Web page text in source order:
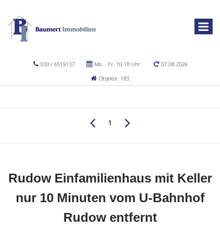
030 / 6519137 Mo. - Fr. 10-18 Uhr
07.08.2026
Objekte: 183
1
Rudow Einfamilienhaus mit Keller
nur 10 Minuten vom U-Bahnhof
Rudow entfernt